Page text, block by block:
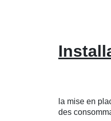
la mise en
des